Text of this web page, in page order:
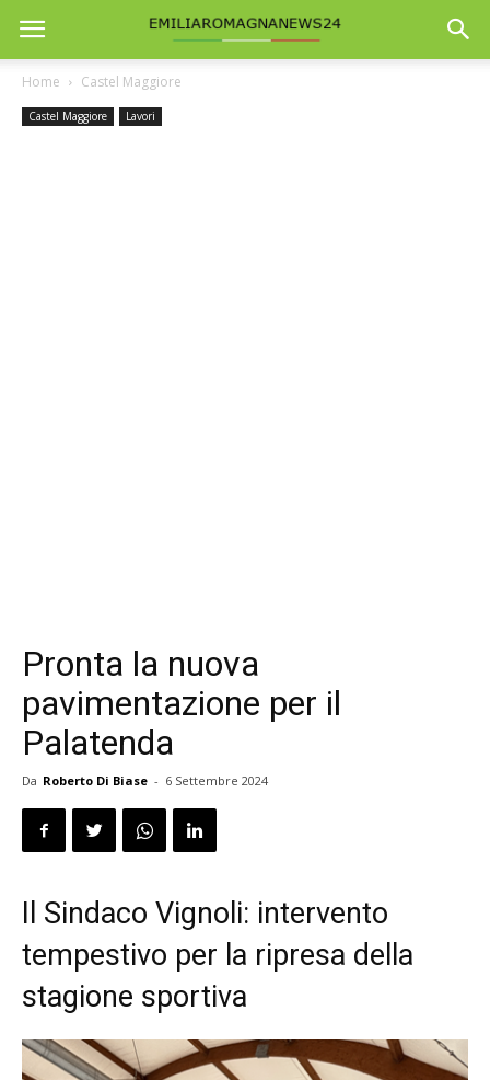
Home Castel Maggiore
Castel Maggiore Lavori
Pronta la nuova
pavimentazione per il
Palatenda
Da Roberto Di Biase - 6 Settembre 2024
Il Sindaco Vignoli: intervento
tempestivo per la ripresa della
stagione sportiva